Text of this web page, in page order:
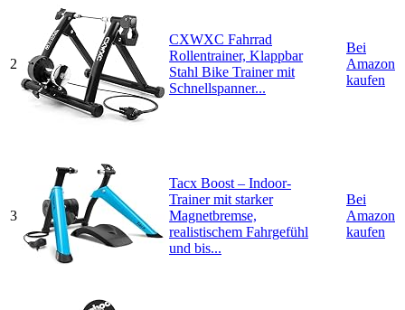
2
CXWXC Fahrrad
Rollentrainer, Klappbar
Stahl Bike Trainer mit
Schnellspanner...
Bei
Amazon
kaufen
3
Tacx Boost – Indoor-
Trainer mit starker
Magnetbremse,
realistischem Fahrgefühl
und bis...
Bei
Amazon
kaufen